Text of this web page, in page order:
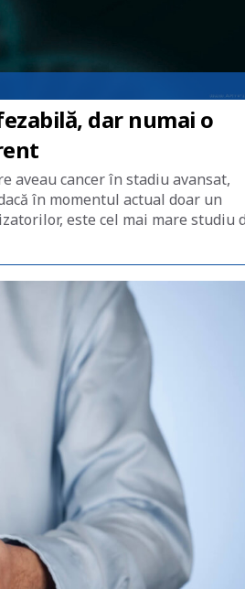
dar numai o
aveau cancer în stadiu avansat,
în momentul actual doar un
este cel mai mare studiu